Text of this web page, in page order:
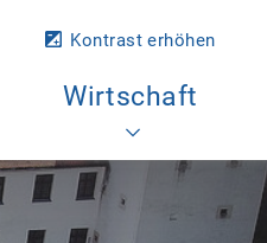
Kontrast erhöhen
Wirtschaft